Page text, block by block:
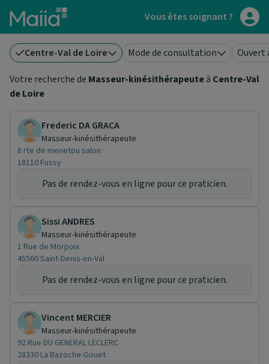
Aller au contenu principal Vous êtes soignant ?
Centre-Val de Loire Mode de consultation
Ouvert
Votre recherche de Masseur-kinésithérapeuteà Centre-Val
de Loire
Frederic DA GRACA
Masseur-kinésithérapeute
8 rte de menetou salon
18110 Fussy
Pas de rendez-vous en ligne pour ce praticien.
Sissi ANDRES
Masseur-kinésithérapeute
1 Rue de Morpoix
45560 Saint-Denis-en-Val
Pas de rendez-vous en ligne pour ce praticien.
Vincent MERCIER
Masseur-kinésithérapeute
92 Rue DU GENERAL LECLERC
28330 La Bazoche-Gouet